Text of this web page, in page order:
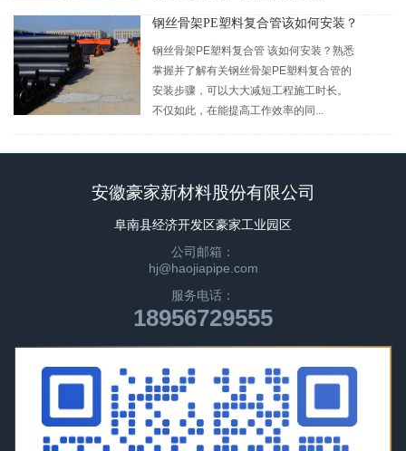
钢丝骨架PE塑料复合管该如何安装？
钢丝骨架PE塑料复合管 该如何安装？熟悉
掌握并了解有关钢丝骨架PE塑料复合管的
安装步骤，可以大大减短工程施工时长。
不仅如此，在能提高工作效率的同...
安徽豪家新材料股份有限公司
阜南县经济开发区豪家工业园区
公司邮箱：
hj@haojiapipe.com
服务电话：
18956729555